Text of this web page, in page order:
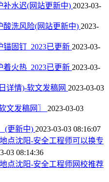
补水迟(网站更新中) 2023-03-
酸洗风险(网站更新中) 2023-
固钉_2023已更新 2023-03-
火热_2023已更新 2023-03-
详情)-软文发稿网 2023-03-03
文发稿网〗 2023-03-03
更新中) 2023-03-03 08:16:07
点沈阳-安全工程师可以换专
03 08:14:36
点沈阳-安全工程师网校推荐